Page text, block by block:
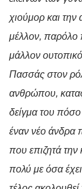
χιούμορ και την
μέλλον, παρόλο
μάλλον
Πασσάς στον
ανθρώπου,
δείγμα του πόσο
έναν νέο άνδρα
που επιζητά
πολύ με όσα